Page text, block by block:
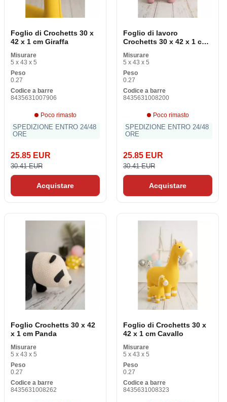
Foglio di Crochetts 30 x
42 x 1 cm Giraffa
Misurare
5 x 43 x 5
Peso
0.27
Codice a barre
8435631007906
Poco rimasto
SPEDIZIONE ENTRO 24/48
ORE
25.85 EUR
30.41 EUR
Acquistare
Foglio di lavoro
Crochetts 30 x 42 x 1 cm
Misurare
5 x 43 x 5
Peso
0.27
Codice a barre
8435631008200
Poco rimasto
SPEDIZIONE ENTRO 24/48
ORE
25.85 EUR
30.41 EUR
Acquistare
Foglio Crochetts 30 x 42
x 1 cm Panda
Misurare
5 x 43 x 5
Peso
0.27
Codice a barre
8435631008262
Foglio di Crochetts 30 x
42 x 1 cm Cavallo
Misurare
5 x 43 x 5
Peso
0.27
Codice a barre
8435631008323